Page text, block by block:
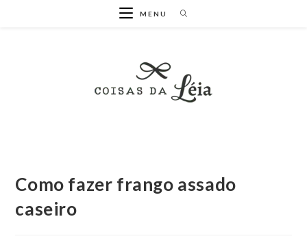
MENU
Como fazer frango assado
caseiro